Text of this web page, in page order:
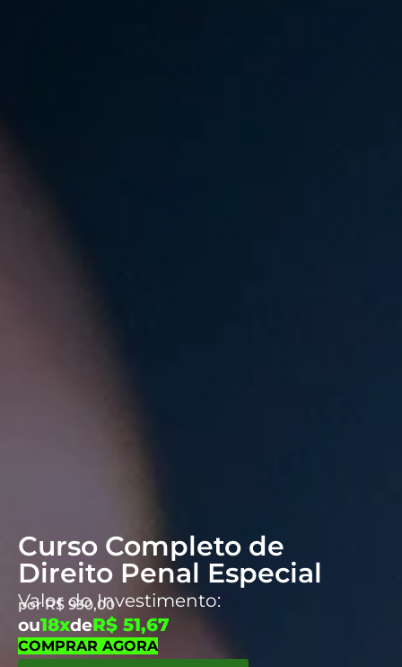
Curso Completo de
Direito Penal Especial
Valor do Investimento:
porR$ 930,00
ou18xdeR$ 51,67
COMPRAR AGORA